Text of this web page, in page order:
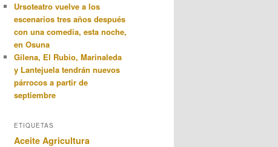
Ursoteatro vuelve a los
escenarios tres años después
con una comedia, esta noche,
en Osuna
Gilena, El Rubio, Marinaleda
y Lantejuela tendrán nuevos
párrocos a partir de
septiembre
ETIQUETAS
Aceite Agricultura